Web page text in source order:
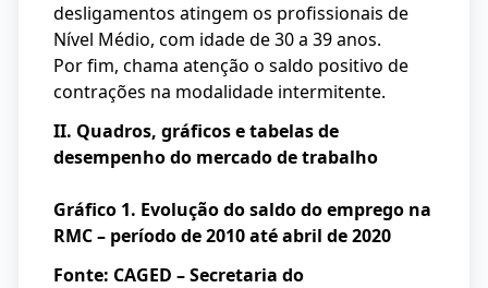
desligamentos atingem os profissionais de
Nível Médio, com idade de 30 a 39 anos.
Por fim, chama atenção o saldo positivo de
contrações na modalidade intermitente.
II. Quadros, gráficos e tabelas de
desempenho do mercado de trabalho
Gráfico 1. Evolução do saldo do emprego na
RMC – período de 2010 até abril de 2020
Fonte: CAGED – Secretaria do